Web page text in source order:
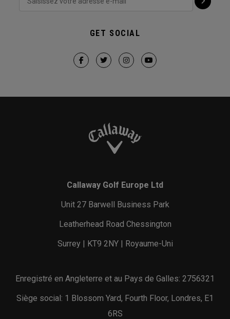
GET SOCIAL
Callaway Golf Europe Ltd
Unit 27 Barwell Business Park
Leatherhead Road Chessington
Surrey | KT9 2NY | Royaume-Uni
Enregistré en Angleterre et au Pays de Galles: 2756321
Siège social: 1 Blossom Yard, Fourth Floor, Londres, E1
6RS